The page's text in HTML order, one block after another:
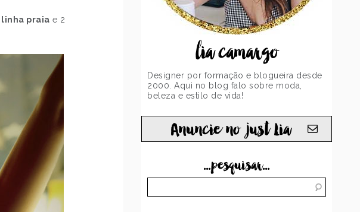
linha praia e 2
lia camargo
Designer por formação e blogueira desde
2000. Aqui no blog falo sobre moda,
beleza e estilo de vida!
Anuncie no just Lia
...pesquisar...